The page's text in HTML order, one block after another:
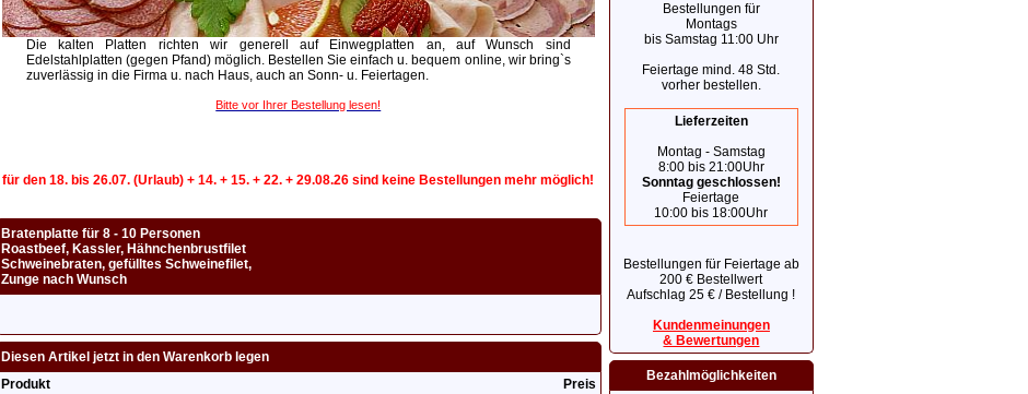
Die kalten Platten richten wir generell auf Einwegplatten an, auf Wunsch sind
Edelstahlplatten (gegen Pfand) möglich. Bestellen Sie einfach u. bequem online, wir bring`s
zuverlässig in die Firma u. nach Haus, auch an Sonn- u. Feiertagen.
Bitte vor Ihrer Bestellung lesen!
für den 18. bis 26.07. (Urlaub) + 14. + 15. + 22. + 29.08.26 sind keine Bestellungen mehr möglich!
Bratenplatte für 8 - 10 Personen
Roastbeef, Kassler, Hähnchenbrustfilet
Schweinebraten, gefülltes Schweinefilet,
Zunge nach Wunsch
Diesen Artikel jetzt in den Warenkorb legen
Produkt
Preis
Bestellungen für
Montags
bis Samstag 11:00 Uhr
Feiertage mind. 48 Std.
vorher bestellen.
Lieferzeiten
Montag - Samstag
8:00 bis 21:00Uhr
Sonntag geschlossen!
Feiertage
10:00 bis 18:00Uhr
Bestellungen für Feiertage ab
200 € Bestellwert
Aufschlag 25 € / Bestellung !
Kundenmeinungen
& Bewertungen
Bezahlmöglichkeiten